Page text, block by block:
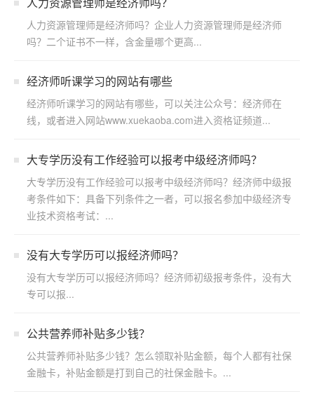
人力资源管理师是经济师吗？企业人力资源管理师是经济师
吗？二个证书不一样，含金量哪个更高...
经济师听课学习的网站有哪些
经济师听课学习的网站有哪些，可以关注公众号：经济师在
线，或者进入网站www.xuekaoba.com进入资格证频道...
大专学历没有工作经验可以报考中级经济师吗？
大专学历没有工作经验可以报考中级经济师吗？经济师中级报
考条件如下：具备下列条件之一者，可以报名参加中级经济专
业技术资格考试：...
没有大专学历可以报经济师吗？
没有大专学历可以报经济师吗？经济师初级报考条件，没有大
专可以报...
公共营养师补贴多少钱？
公共营养师补贴多少钱？怎么领取补贴金额，每个人都有社保
金融卡，补贴金额是打到自己的社保金融卡。...